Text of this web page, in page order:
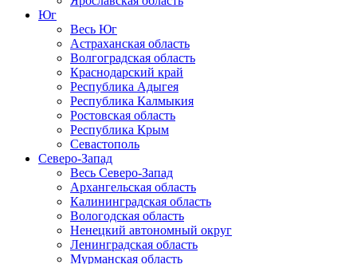
Юг
Весь Юг
Астраханская область
Волгоградская область
Краснодарский край
Республика Адыгея
Республика Калмыкия
Ростовская область
Республика Крым
Севастополь
Северо-Запад
Весь Северо-Запад
Архангельская область
Калининградская область
Вологодская область
Ненецкий автономный округ
Ленинградская область
Мурманская область